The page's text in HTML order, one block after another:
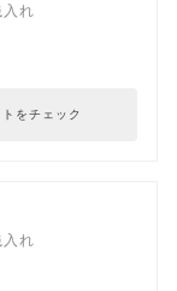
入れ
をチェック
入れ